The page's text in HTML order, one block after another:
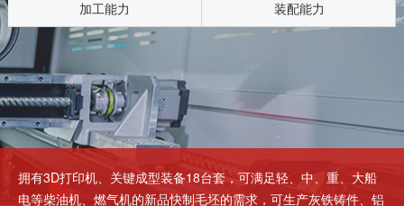
加工能力 装配能力
拥有3D打印机、关键成型装备18台套，可满足轻、中、重、大船
电等柴油机、燃气机的新品快制毛坯的需求，可生产灰铁铸件、铝